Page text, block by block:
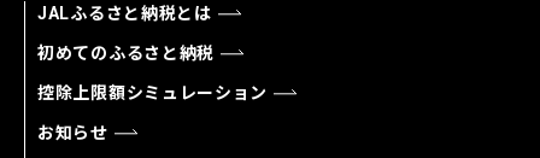
JALふるさと納税とは
初めてのふるさと納税
控除上限額シミュレーション
お知らせ